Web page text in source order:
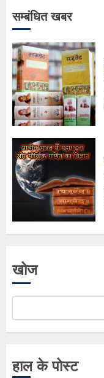
सम्बंधित खबर
खोज
हाल के पोस्ट